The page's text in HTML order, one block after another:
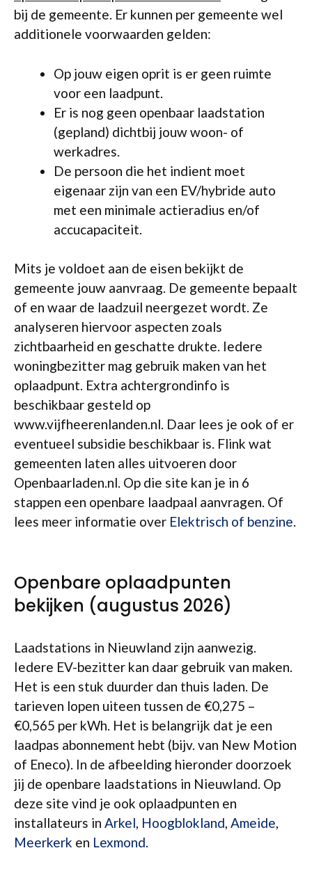
bij de gemeente. Er kunnen per gemeente wel
additionele voorwaarden gelden:
Op jouw eigen oprit is er geen ruimte
voor een laadpunt.
Er is nog geen openbaar laadstation
(gepland) dichtbij jouw woon- of
werkadres.
De persoon die het indient moet
eigenaar zijn van een EV/hybride auto
met een minimale actieradius en/of
accucapaciteit.
Mits je voldoet aan de eisen bekijkt de
gemeente jouw aanvraag. De gemeente bepaalt
of en waar de laadzuil neergezet wordt. Ze
analyseren hiervoor aspecten zoals
zichtbaarheid en geschatte drukte. Iedere
woningbezitter mag gebruik maken van het
oplaadpunt. Extra achtergrondinfo is
beschikbaar gesteld op
www.vijfheerenlanden.nl. Daar lees je ook of er
eventueel subsidie beschikbaar is. Flink wat
gemeenten laten alles uitvoeren door
Openbaarladen.nl. Op die site kan je in 6
stappen een openbare laadpaal aanvragen. Of
lees meer informatie over Elektrisch of benzine.
Openbare oplaadpunten
bekijken (augustus 2026)
Laadstations in Nieuwland zijn aanwezig.
Iedere EV-bezitter kan daar gebruik van maken.
Het is een stuk duurder dan thuis laden. De
tarieven lopen uiteen tussen de €0,275 –
€0,565 per kWh. Het is belangrijk dat je een
laadpas abonnement hebt (bijv. van New Motion
of Eneco). In de afbeelding hieronder doorzoek
jij de openbare laadstations in Nieuwland. Op
deze site vind je ook oplaadpunten en
installateurs in Arkel, Hoogblokland, Ameide,
Meerkerk en Lexmond.